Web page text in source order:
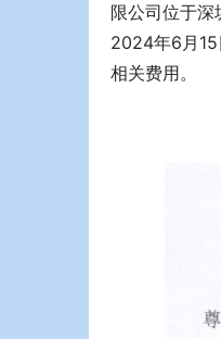
限公司位于
2024年6月15
相关费用。